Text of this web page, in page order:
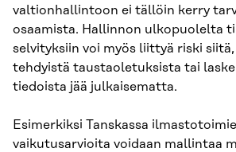
valtionhallintoon ei tällöin kerry
osaamista. Hallinnon ulkopuolelta
selvityksiin voi myös liittyä riski
tehdyistä taustaoletuksista tai
tiedoista jää julkaisematta.
Esimerkiksi Tanskassa
vaikutusarvioita voidaan mallintaa